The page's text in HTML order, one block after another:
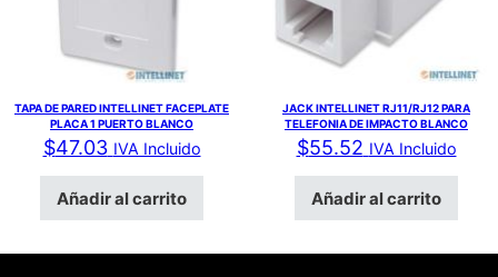
TAPA DE PARED INTELLINET FACEPLATE
PLACA 1 PUERTO BLANCO
$47.03 IVA Incluido
Añadir al carrito
JACK INTELLINET RJ11/RJ12 PARA
TELEFONIA DE IMPACTO BLANCO
$55.52 IVA Incluido
Añadir al carrito